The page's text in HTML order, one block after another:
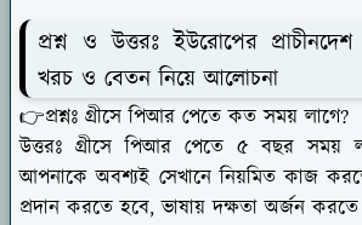
প্রশ্ন ও উত্তরঃ ইউরোপের
খরচ ও বেতন নিয়ে আলোচনা
👉প্রশ্নঃ গ্রীসে পিআর পেতে কত সময় লাগে?
উত্তরঃ গ্রীসে পিআর পেতে ৫ বছর সময়
আপনাকে অবশ্যই সেখানে নিয়মিত কাজ
প্রদান করতে হবে, ভাষায় দক্ষতা অর্জন